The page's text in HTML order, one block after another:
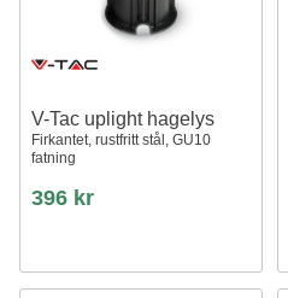
V-Tac uplight hagelys
Firkantet, rustfritt stål, GU10
fatning
396 kr